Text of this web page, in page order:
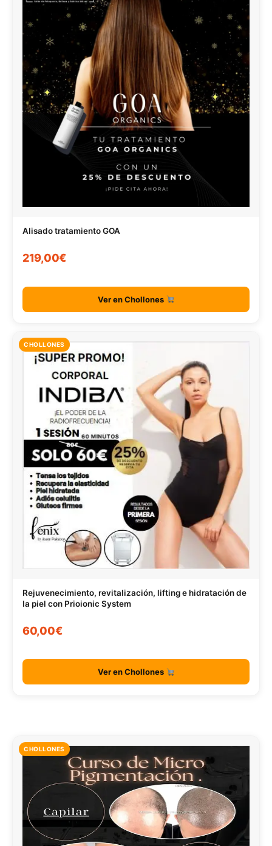
Alisado tratamiento GOA
219,00€
Ver en Chollones
CHOLLONES
Rejuvenecimiento, revitalización, lifting e hidratación de
la piel con Prioionic System
60,00€
Ver en Chollones
CHOLLONES